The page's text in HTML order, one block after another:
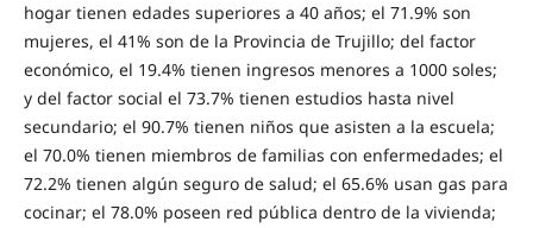
hogar tienen edades superiores a 40 años; el 71.9% son
mujeres, el 41% son de la Provincia de Trujillo; del factor
económico, el 19.4% tienen ingresos menores a 1000 soles;
y del factor social el 73.7% tienen estudios hasta nivel
secundario; el 90.7% tienen niños que asisten a la escuela;
el 70.0% tienen miembros de familias con enfermedades; el
72.2% tienen algún seguro de salud; el 65.6% usan gas para
cocinar; el 78.0% poseen red pública dentro de la vivienda;